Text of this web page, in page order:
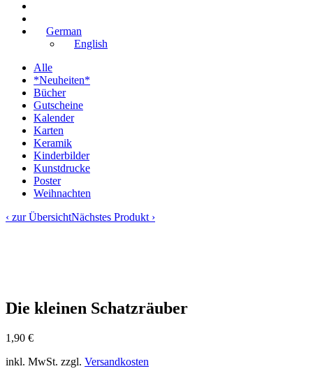
German
English
Alle
*Neuheiten*
Bücher
Gutscheine
Kalender
Karten
Keramik
Kinderbilder
Kunstdrucke
Poster
Weihnachten
‹ zur ÜbersichtNächstes Produkt ›
Die kleinen Schatzräuber
1,90 €
inkl. MwSt. zzgl. Versandkosten